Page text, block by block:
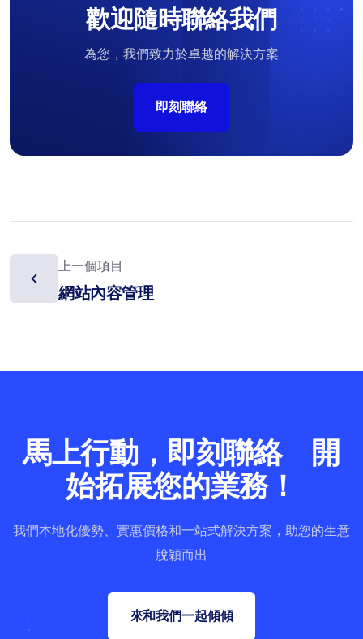
歡迎隨時聯絡我們
為您，我們致力於卓越的解決方案
即刻聯絡
上一個項目
網站內容管理
馬上行動，即刻聯絡 開
始拓展您的業務！
我們本地化優勢、實惠價格和一站式解決方案，助您的生意
脫穎而出
來和我們一起傾傾